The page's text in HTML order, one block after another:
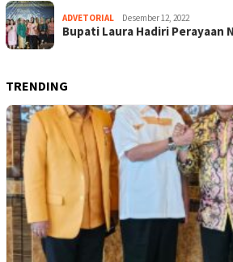
ADVETORIAL Desember 12, 2022
Bupati Laura Hadiri Perayaan
TRENDING